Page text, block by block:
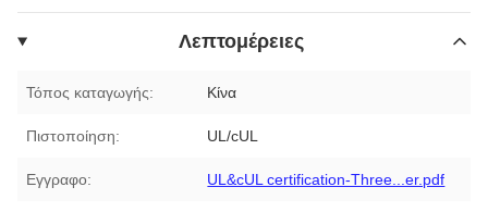
Λεπτομέρειες
Τόπος καταγωγής: Κίνα
Πιστοποίηση: UL/cUL
Εγγραφο: UL&cUL certification-Three...er.pdf